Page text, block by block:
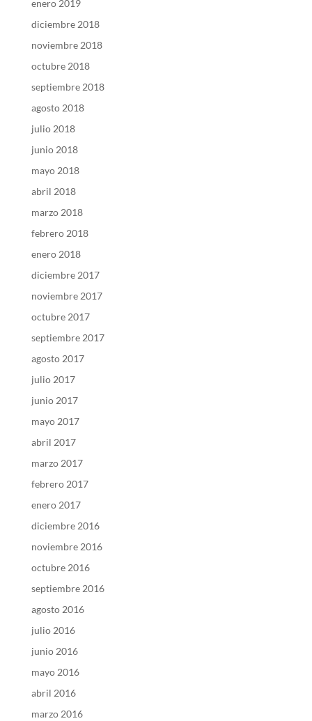
enero 2019
diciembre 2018
noviembre 2018
octubre 2018
septiembre 2018
agosto 2018
julio 2018
junio 2018
mayo 2018
abril 2018
marzo 2018
febrero 2018
enero 2018
diciembre 2017
noviembre 2017
octubre 2017
septiembre 2017
agosto 2017
julio 2017
junio 2017
mayo 2017
abril 2017
marzo 2017
febrero 2017
enero 2017
diciembre 2016
noviembre 2016
octubre 2016
septiembre 2016
agosto 2016
julio 2016
junio 2016
mayo 2016
abril 2016
marzo 2016